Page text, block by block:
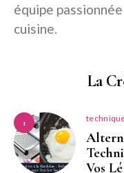
équipe
cuisine.
La
1
Vos